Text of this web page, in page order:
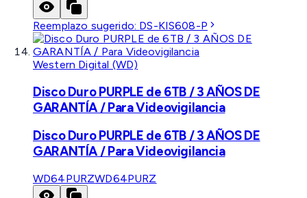
Reemplazo sugerido: DS-KIS608-P
Western Digital (WD)
Disco Duro PURPLE de 6TB / 3 AÑOS DE
GARANTÍA / Para Videovigilancia
Disco Duro PURPLE de 6TB / 3 AÑOS DE
GARANTÍA / Para Videovigilancia
WD64PURZWD64PURZ